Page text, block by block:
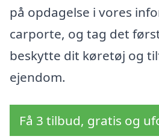
på opdagelse i vores
carporte, og tag det
beskytte dit køretøj og
ejendom.
Få 3 tilbud, gratis og